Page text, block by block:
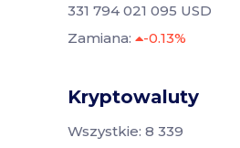
331 794 021 095 USD
Zamiana:
-0.13%
Kryptowaluty
Wszystkie: 8 339